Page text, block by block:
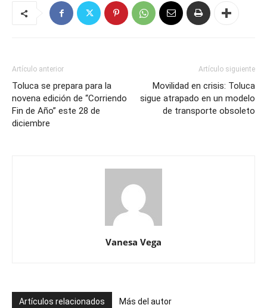
Artículo anterior
Toluca se prepara para la
novena edición de “Corriendo
Fin de Año” este 28 de
diciembre
Artículo siguiente
Movilidad en crisis: Toluca
sigue atrapado en un modelo
de transporte obsoleto
Vanesa Vega
Artículos relacionados Más del autor